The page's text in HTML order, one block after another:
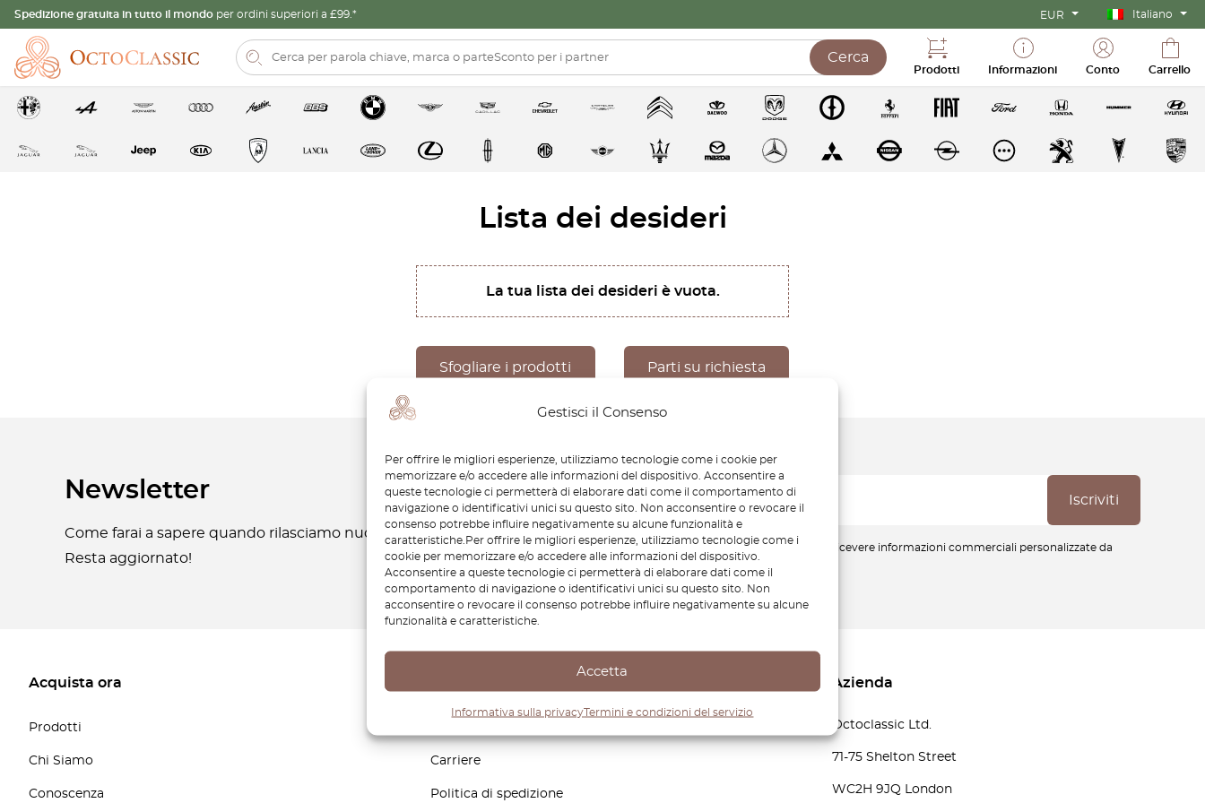
Gestisci il Consenso
Per offrire le migliori esperienze, utilizziamo tecnologie come i cookie per
memorizzare e/o accedere alle informazioni del dispositivo. Acconsentire a
queste tecnologie ci permetterà di elaborare dati come il comportamento di
navigazione o identificativi unici su questo sito. Non acconsentire o revocare il
consenso potrebbe influire negativamente su alcune funzionalità e
caratteristiche.Per offrire le migliori esperienze, utilizziamo tecnologie come i
cookie per memorizzare e/o accedere alle informazioni del dispositivo.
Acconsentire a queste tecnologie ci permetterà di elaborare dati come il
comportamento di navigazione o identificativi unici su questo sito. Non
acconsentire o revocare il consenso potrebbe influire negativamente su alcune
funzionalità e caratteristiche.
Accetta
Informativa sulla privacyTermini e condizioni del servizio
Spedizione gratuita in tutto il mondo per ordini superiori a £99.* EUR Italiano
Cerca
Prodotti Informazioni Conto Carrello
Lista dei desideri
La tua lista dei desideri è vuota.
Sfogliare i prodotti Parti su richiesta
Newsletter
Come farai a sapere quando rilasciamo nuove parti per la tua auto?
Resta aggiornato!
Cliccando su "Iscriviti" accetti di ricevere informazioni commerciali personalizzate da
Octoclassic Ltd.
Acquista ora
Prodotti
Chi Siamo
Conoscenza
Carriere
Politica di spedizione
Azienda
Octoclassic Ltd.
71-75 Shelton Street
WC2H 9JQ London